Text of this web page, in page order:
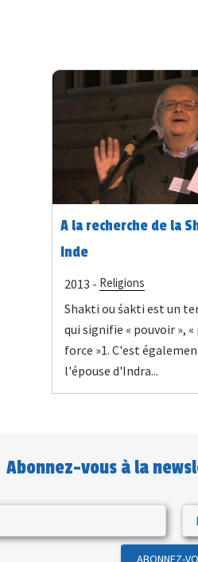
A la recherche de la
Inde
2013 - Religions
Shakti ou śakti est un
qui signifie « pouvoir », «
force »1. C'est
l'épouse d'Indra...
Abonnez-vous à la
ABONNEZ-